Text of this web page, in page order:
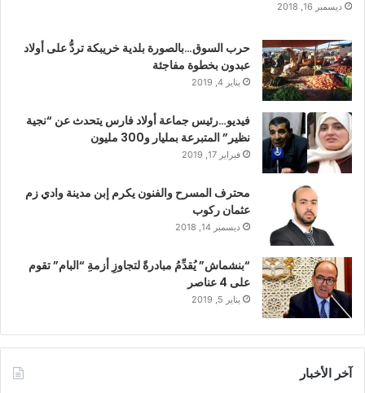
ديسمبر 16, 2018
حرب السوق…بالصورة بلدية خريبكة تردُّ على أولاد
عبدون بخطوة مفاجئة
يناير 4, 2019
فيديو…رئيس جماعة أولاد فارس يتحدث عن “نجية
نظير” المتبرعة بمليار و300 مليون
فبراير 17, 2019
محترف المسرح والفنون يكرم إبن مدينة وادي زم
عثمان ركوب
ديسمبر 14, 2018
“بنشماش” يُقدِّمُ مبادرةً لتجاوزِ أزمةِ “البام” تقوم
على 4 عناصر
يناير 5, 2019
آخر الأخبار